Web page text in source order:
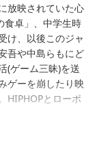
放映されていた心
食卓」、中学生時
け、以後このジャ
吾や中島らもにど
(ゲーム三昧)を送
ゲーを崩したり映
HIPHOPとローポ